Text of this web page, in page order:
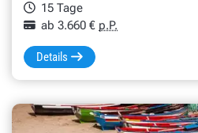
15 Tage
ab 3.660 € p.P.
Details